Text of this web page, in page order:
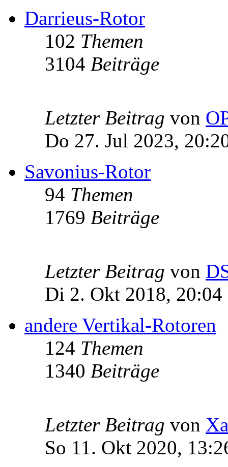
Darrieus-Rotor
102 Themen
3104 Beiträge
Letzter Beitrag von
Do 27. Jul 2023,
Savonius-Rotor
94 Themen
1769 Beiträge
Letzter Beitrag von
Di 2. Okt 2018, 20:04
andere Vertikal-Rotoren
124 Themen
1340 Beiträge
Letzter Beitrag von
So 11. Okt 2020,